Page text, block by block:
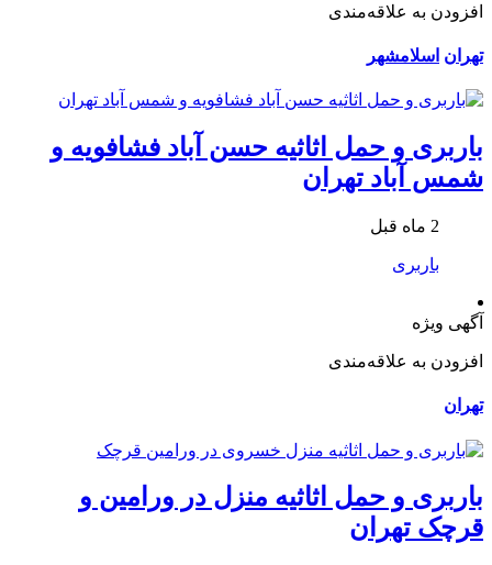
افزودن به علاقه‌مندی
تهران اسلامشهر
باربری و حمل اثاثیه حسن آباد فشافویه و
شمس آباد تهران
2 ماه قبل
باربری
آگهی ویژه
افزودن به علاقه‌مندی
تهران
باربری و حمل اثاثیه منزل در ورامین و
قرچک تهران